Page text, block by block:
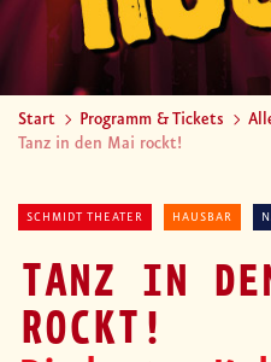
Start Programm & Tickets
Tanz in den Mai rockt!
SCHMIDT THEATER HAUSBAR
TANZ IN
ROCKT!